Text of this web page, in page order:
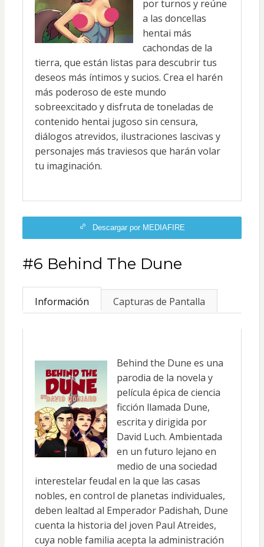
por turnos y reúne
a las doncellas
hentai más
cachondas de la
tierra, que están listas para descubrir tus
deseos más íntimos y sucios. Crea el harén
más poderoso de este mundo
sobreexcitado y disfruta de toneladas de
contenido hentai jugoso sin censura,
diálogos atrevidos, ilustraciones lascivas y
personajes más traviesos que harán volar
tu imaginación.
Descargar por MEDIAFIRE
#6 Behind The Dune
Información Capturas de Pantalla
Behind the Dune es una
parodia de la novela y
película épica de ciencia
ficción llamada Dune,
escrita y dirigida por
David Luch. Ambientada
en un futuro lejano en
medio de una sociedad
interestelar feudal en la que las casas
nobles, en control de planetas individuales,
deben lealtad al Emperador Padishah, Dune
cuenta la historia del joven Paul Atreides,
cuya noble familia acepta la administración